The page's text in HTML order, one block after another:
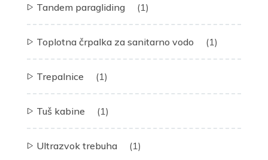
Tandem paragliding (1)
Toplotna črpalka za sanitarno vodo (1)
Trepalnice (1)
Tuš kabine (1)
Ultrazvok trebuha (1)